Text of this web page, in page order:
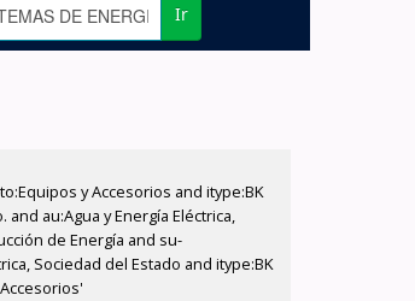
Ir
y Accesorios and itype:BK
au:Agua y Energía Eléctrica,
de Energía and su-
Sociedad del Estado and itype:BK